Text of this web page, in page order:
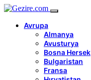
Avrupa
Almanya
Avusturya
Bosna Hersek
Bulgaristan
Fransa